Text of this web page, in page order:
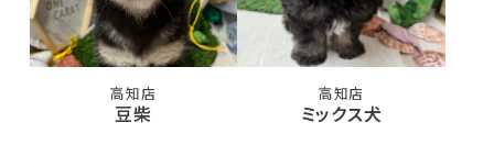
高知店
豆柴
高知店
ミックス犬